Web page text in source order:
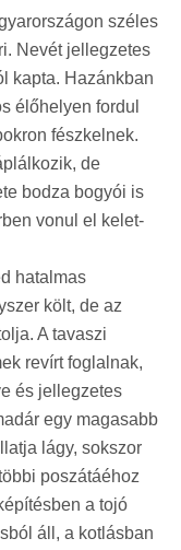
széles
Nevét jellegzetes
kapta. Hazánkban
élőhelyen fordul
fészkelnek.
de
bodza bogyói is
vonul el kelet-
hatalmas
költ, de az
A tavaszi
revírt foglalnak,
és jellegzetes
egy magasabb
lágy, sokszor
poszátáéhoz
a tojó
áll, a kotlásban